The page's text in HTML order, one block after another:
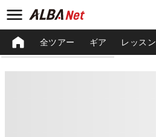
全ツアー ギア レッスン